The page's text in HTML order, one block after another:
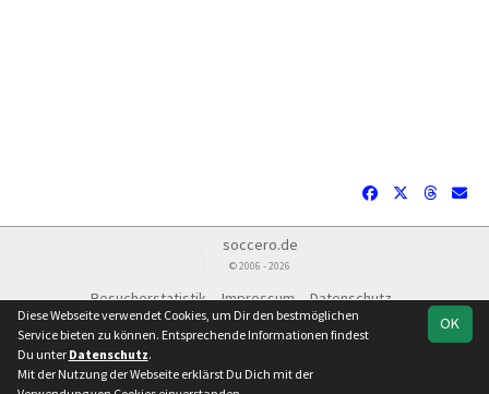
soccero.de
© 2006 - 2026
Besucherstatistik Impressum
Datenschutz
OK
Diese Webseite verwendet Cookies, um Dir den bestmöglichen
Service bieten zu können. Entsprechende Informationen findest
Du unter Datenschutz.
Mit der Nutzung der Webseite erklärst Du Dich mit der